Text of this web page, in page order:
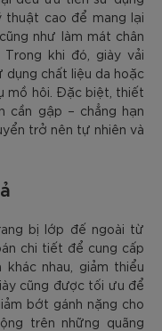
thuật cao để mang lại
như làm mát chân
khi đó, giày vải
chất liệu da hoặc
mồ hôi. Đặc biệt, thiết
cần gập – chẳng hạn
trở nên tự nhiên và
bị lớp đế ngoài từ
chi tiết để cung cấp
nhau, giảm thiểu
cũng được tối ưu để
bớt gánh nặng cho
trên những quãng